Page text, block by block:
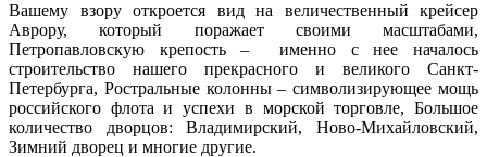
Вашему взору откроется вид на величественный крейсер
Аврору, который поражает своими масштабами,
Петропавловскую крепость – именно с нее началось
строительство нашего прекрасного и великого Санкт-
Петербурга, Ростральные колонны – символизирующее мощь
российского флота и успехи в морской торговле, Большое
количество дворцов: Владимирский, Ново-Михайловский,
Зимний дворец и многие другие.